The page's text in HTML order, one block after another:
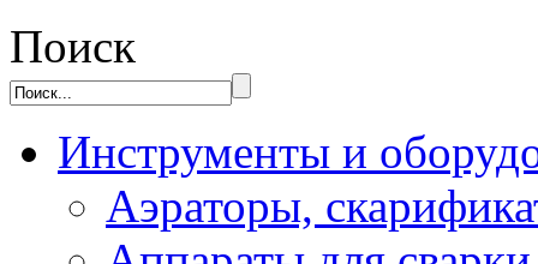
Поиск
Инструменты и
Аэраторы,